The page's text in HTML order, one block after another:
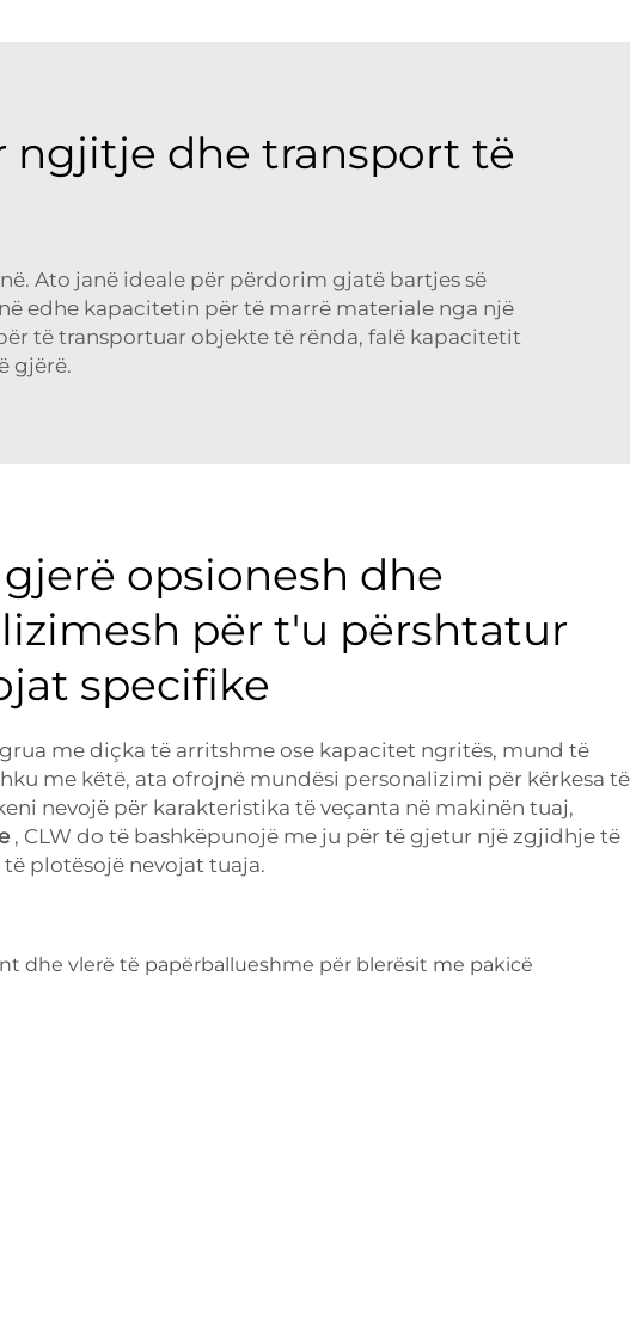
ngjitje dhe transport të
Ato janë ideale për përdorim gjatë bartjes së
edhe kapacitetin për të marrë materiale nga një
të transportuar objekte të rënda, falë kapacitetit
gjërë.
opsionesh dhe
për t'u përshtatur
specifike
me diçka të arritshme ose kapacitet ngritës, mund të
me këtë, ata ofrojnë mundësi personalizimi për kërkesa të
nevojë për karakteristika të veçanta në makinën tuaj,
, CLW do të bashkëpunojë me ju për të gjetur një zgjidhje të
plotësojë nevojat tuaja.